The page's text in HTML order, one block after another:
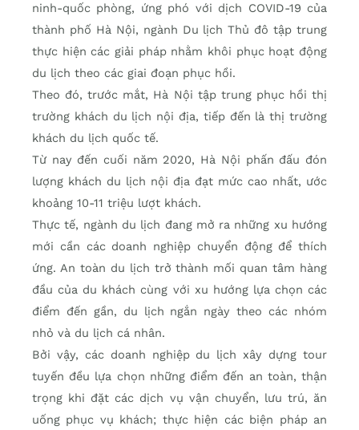
ninh-quốc phòng, ứng phó với dịch COVID-19 của
thành phố Hà Nội, ngành Du lịch Thủ đô tập trung
thực hiện các giải pháp nhằm khôi phục hoạt động
du lịch theo các giai đoạn phục hồi.
Theo đó, trước mắt, Hà Nội tập trung phục hồi thị
trường khách du lịch nội địa, tiếp đến là thị trường
khách du lịch quốc tế.
Từ nay đến cuối năm 2020, Hà Nội phấn đấu đón
lượng khách du lịch nội địa đạt mức cao nhất, ước
khoảng 10-11 triệu lượt khách.
Thực tế, ngành du lịch đang mở ra những xu hướng
mới cần các doanh nghiệp chuyển động để thích
ứng. An toàn du lịch trở thành mối quan tâm hàng
đầu của du khách cùng với xu hướng lựa chọn các
điểm đến gần, du lịch ngắn ngày theo các nhóm
nhỏ và du lịch cá nhân.
Bởi vậy, các doanh nghiệp du lịch xây dựng tour
tuyến đều lựa chọn những điểm đến an toàn, thận
trọng khi đặt các dịch vụ vận chuyển, lưu trú, ăn
uống phục vụ khách; thực hiện các biện pháp an